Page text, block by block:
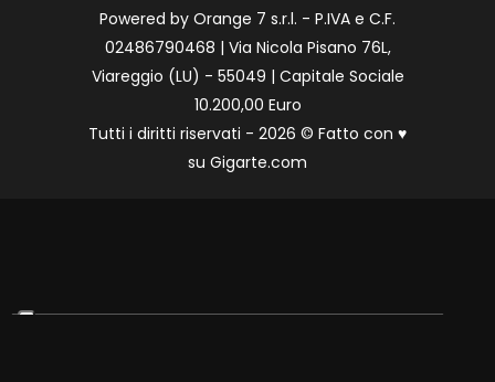
Powered by Orange 7 s.r.l. - P.IVA e C.F.
02486790468 | Via Nicola Pisano 76L,
Viareggio (LU) - 55049 | Capitale Sociale
10.200,00 Euro
Tutti i diritti riservati - 2026 © Fatto con ♥
su Gigarte.com